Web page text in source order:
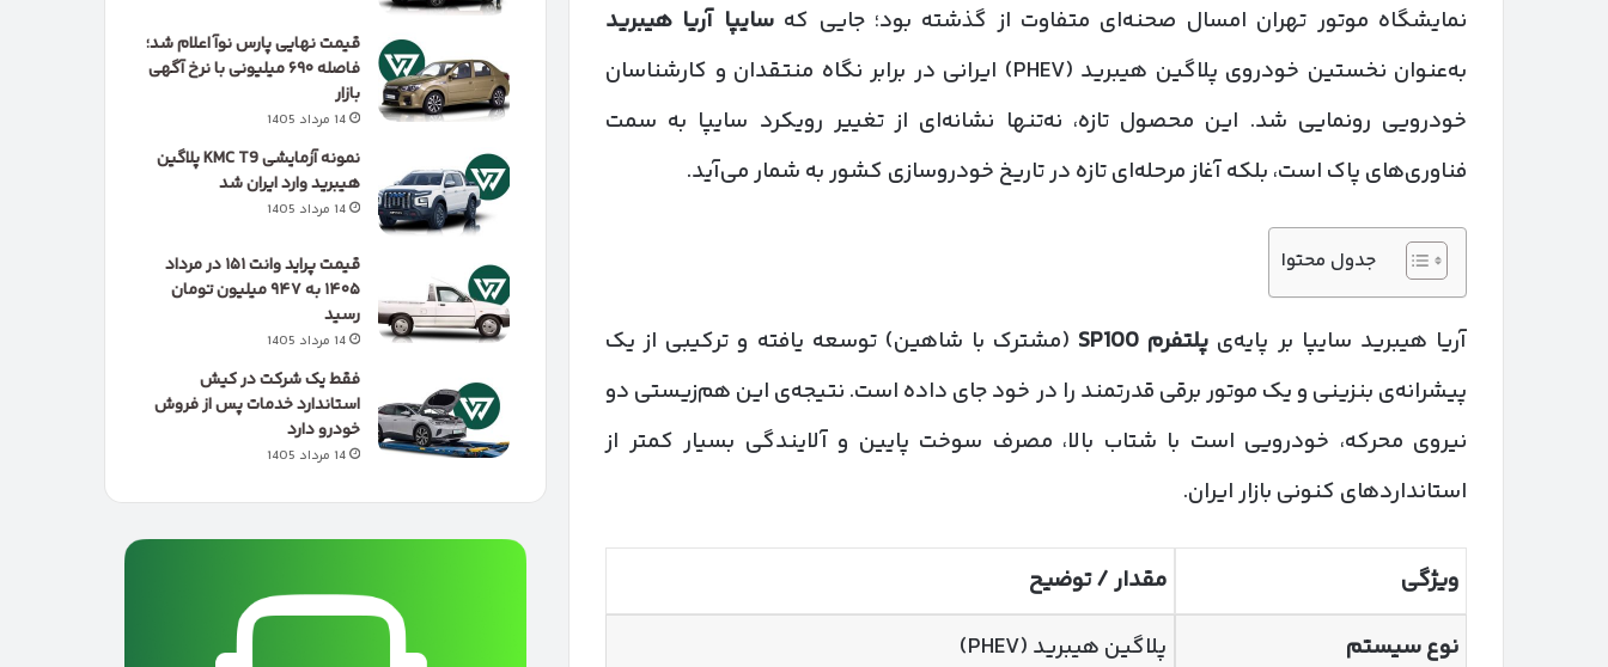
نمایشگاه موتور تهران امسال صحنه‌ای متفاوت از گذشته بود؛ جایی کهسایپا آریا هیبرید
به‌عنوان نخستین خودروی پلاگین هیبرید (PHEV) ایرانی در برابر نگاه منتقدان و کارشناسان
خودرویی رونمایی شد. این محصول تازه، نه‌تنها نشانه‌ای از تغییر رویکرد سایپا به سمت
فناوری‌های پاک است، بلکه آغاز مرحله‌ای تازه در تاریخ خودروسازی کشور به شمار می‌آید.
جدول محتوا
آریا هیبرید سایپا بر پایه‌ی پلتفرم
(مشترک با شاهین) توسعه یافته و ترکیبی از یک
پیشرانه‌ی بنزینی و یک موتور برقی قدرتمند را در خود جای داده است. نتیجه‌ی این هم‌زیستی دو
نیروی محرکه، خودرویی است با شتاب بالا، مصرف سوخت پایین و آلایندگی بسیار کمتر از
استانداردهای کنونی بازار ایران.
ویژگی
مقدار / توضیح
نوع سیستم
پلاگین هیبرید (PHEV)
قیمت نهایی پارس نوآ اعلام شد؛
فاصله ۶۹۰ میلیونی با نرخ آگهی
بازار
14 مرداد 1405
نمونه آزمایشی KMC T9 پلاگین
هیبرید وارد ایران شد
14 مرداد 1405
قیمت پراید وانت ۱۵۱ در مرداد
۱۴۰۵ به ۹۴۷ میلیون تومان
رسید
14 مرداد 1405
فقط یک شرکت در کیش
استاندارد خدمات پس از فروش
خودرو دارد
14 مرداد 1405